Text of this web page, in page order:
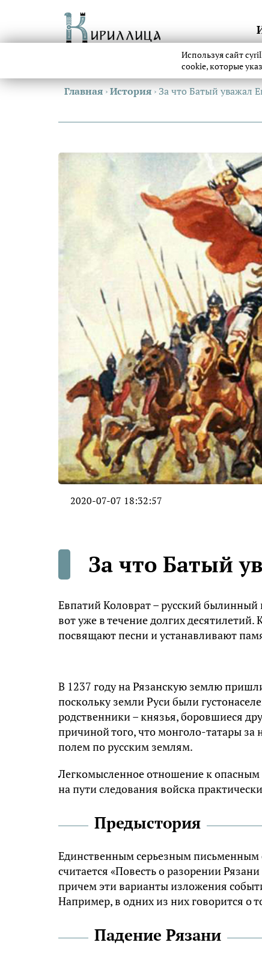
Главная ›История › За что Батый уважал
2020-07-07 18:32:57
За что Батый
Евпатий Коловрат – русский
вот уже в течение долгих
посвящают песни и устанавливают
В 1237 году на Рязанскую землю
поскольку земли Руси были
родственники – князья, боровшиеся
причиной того, что монголо-татары за
полем по русским землям.
Легкомысленное отношение к опасным
на пути следования войска
Предыстория
Единственным серьезным письменным
считается «Повесть о разорении
причем эти варианты изложения
Например, в одних из них говорится о
Падение Рязани
Используя сайт
cookie, которые